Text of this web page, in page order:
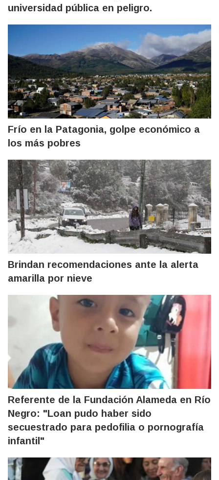
universidad pública en peligro.
Frío en la Patagonia, golpe económico a
los más pobres
Brindan recomendaciones ante la alerta
amarilla por nieve
Referente de la Fundación Alameda en Río
Negro: "Loan pudo haber sido
secuestrado para pedofilia o pornografía
infantil"